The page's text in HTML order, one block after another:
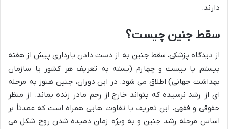
دارند.
سقط جنین چیست؟
از دیدگاه پزشکی، سقط جنین به از دست دادن بارداری پیش از هفته
بیستم یا بیست و چهارم (بسته به تعریف هر کشور یا سازمان
بهداشت جهانی) اطلاق می شود. در این دوران، جنین هنوز به مرحله
ای از رشد نرسیده که بتواند خارج از رحم مادر زنده بماند. از منظر
حقوقی و فقهی، این تعریف با تفاوت هایی همراه است که عمدتاً بر
اساس مرحله رشد جنین و به ویژه زمان دمیده شدن روح شکل می